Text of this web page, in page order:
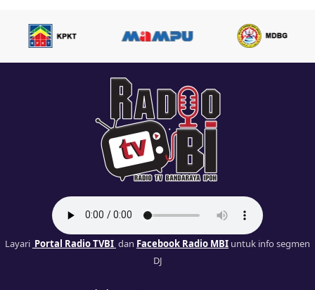
Layari Portal Radio TVBI dan Facebook Radio MBI untuk info segmen
DJ